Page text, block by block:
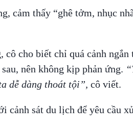
cảm thấy “ghê tởm, nhục
cô cho biết chỉ quá cảnh ngắn
nên không kịp phản ứng.
dễ dàng thoát tội”, cô viết.
cảnh sát du lịch để yêu cầu